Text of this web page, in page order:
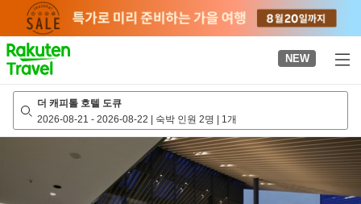
page
NEW
더 캐피톨 호텔 도큐
2026-08-21 - 2026-08-22 | 숙박 인원 2명 | 1개